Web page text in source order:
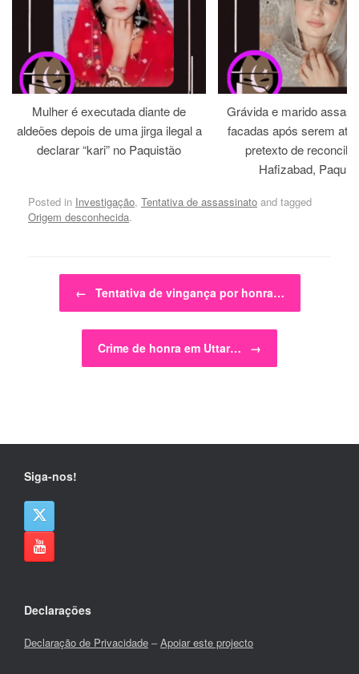
Mulher é executada diante de
aldeões depois de uma jirga ilegal a
declarar “kari” no Paquistão
Grávida e marido
facadas após serem
pretexto de
Hafizabad,
Posted in Investigação, Tentativa de assassinato and tagged
Origem desconhecida.
Post navigation
← Tentativa de vingança por honra…
Crime de honra em Uttar… →
Siga-nos!
Declarações
Declaração de Privacidade –Apoiar este projecto